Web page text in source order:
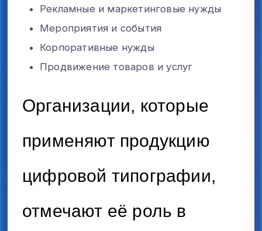
Рекламные и маркетинговые нужды
Мероприятия и события
Корпоративные нужды
Продвижение товаров и услуг
Организации, которые
применяют продукцию
цифровой типографии,
отмечают её роль в